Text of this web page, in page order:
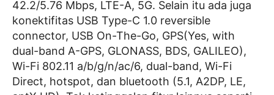
42.2/5.76 Mbps, LTE-A, 5G. Selain itu ada juga
konektifitas USB Type-C 1.0 reversible
connector, USB On-The-Go, GPS(Yes, with
dual-band A-GPS, GLONASS, BDS, GALILEO),
Wi-Fi 802.11 a/b/g/n/ac/6, dual-band, Wi-Fi
Direct, hotspot, dan bluetooth (5.1, A2DP, LE,